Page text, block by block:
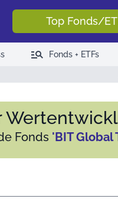
Top Fonds/
manage_search Fonds + ETFs
Fonds 'BIT Global